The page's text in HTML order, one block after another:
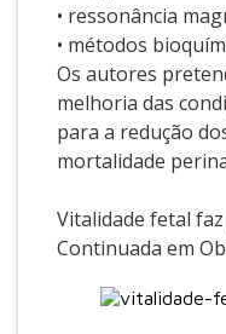
• ressonância
• métodos
Os autores
melhoria das
para a redução
mortalidade
Vitalidade fetal
Continuada em